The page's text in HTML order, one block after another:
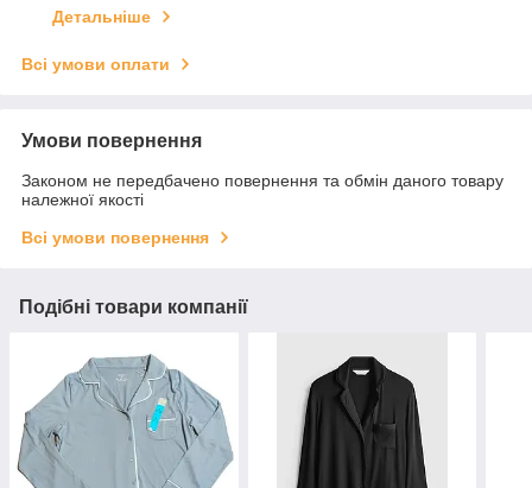
Детальніше
Всі умови оплати
Умови повернення
Законом не передбачено повернення та обмін даного товару
належної якості
Всі умови повернення
Подібні товари компанії